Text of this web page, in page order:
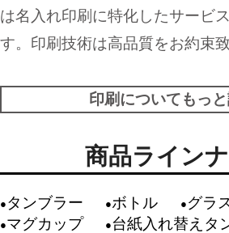
は名入れ印刷に特化したサービ
す。印刷技術は高品質をお約束致
印刷についてもっと
商品ライン
タンブラー ボトル
グラ
マグカップ
台紙入れ替えタ